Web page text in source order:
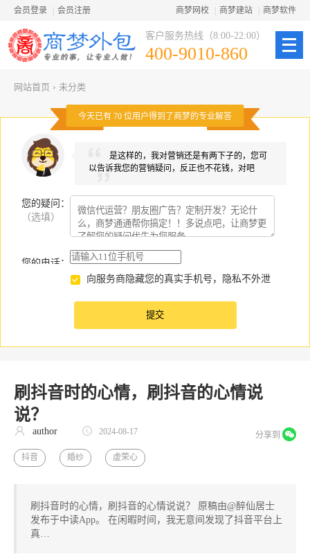
会员登录 会员注册 商梦网校 商梦建站 商梦软件
客户服务热线（8:00-22:00）
400-9010-860
网站首页 › 未分类
今天已有 70 位用户得到了商梦的专业解答
是这样的，我对营销还是有两下子的，您可
以告诉我您的营销疑问，反正也不花钱，对吧
您的疑问
（选填）
：
您的电话：
向服务商隐藏您的真实手机号，隐私不外泄
刷抖音时的心情，刷抖音的心情说
说？
分享到
author 2024-08-17
抖音 婚纱 虚荣心
刷抖音时的心情，刷抖音的心情说说？ 原稿由@醉仙居士
发布于中读App。 在闲暇时间，我无意间发现了抖音平台上
真…